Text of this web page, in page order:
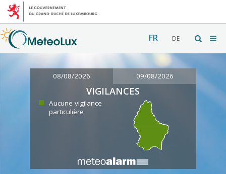
FR DE
08/08/2026 09/08/2026
VIGILANCES
Aucune vigilance
particulière